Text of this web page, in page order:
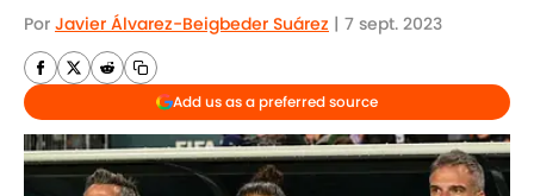
Por Javier Álvarez-Beigbeder Suárez | 7 sept. 2023
Add us as a preferred source